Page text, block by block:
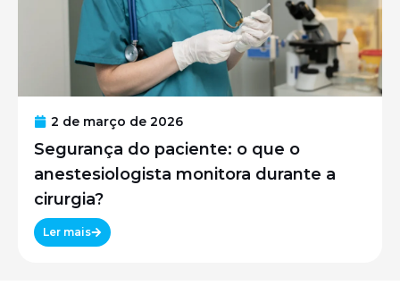
2 de março de 2026
Segurança do paciente: o que o
anestesiologista monitora durante a
cirurgia?
Ler mais